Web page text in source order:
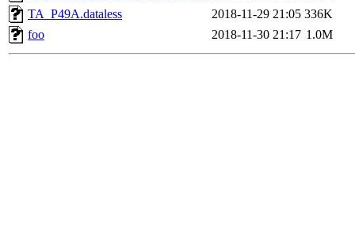
TA_P49A.dataless
2018-11-29 21:05 336K
foo
2018-11-30 21:17 1.0M